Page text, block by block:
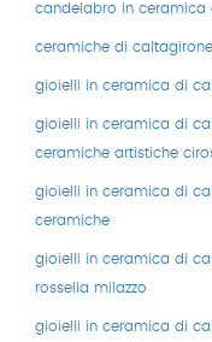
candelabro in ceramica
ceramiche di caltagirone
gioielli in ceramica di
gioielli in ceramica di
ceramiche artistiche
gioielli in ceramica di
ceramiche
gioielli in ceramica di
rossella milazzo
gioielli in ceramica di